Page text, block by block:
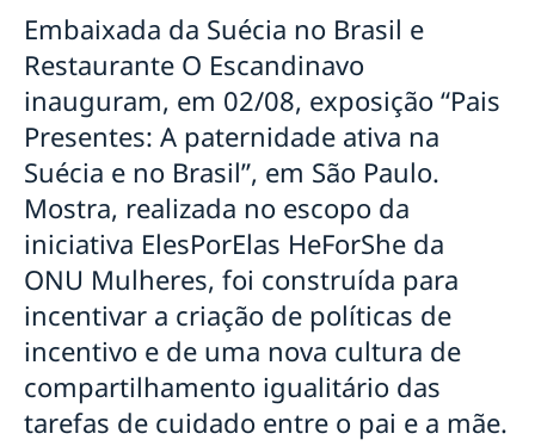
Sobre vagas na Embaixada da Suécia em Brasilia
NOTA OFICIAL
Rio de Janeiro tem novo Consul-Geral Honorário da
Suécia
Em caso de viagem para a Suécia
Evento online Semanas de Inovação Suécia-Brasil
discute negócios sustentáveis
Comandante da Força Aérea da Suécia é
condecorado com a Ordem do Mérito Aeronáutico
Suécia aumenta sua contribuição para a ação
climática nos países em desenvolvimento
Discurso do Primeiro Ministro Stefan Löfven na
Reunião de Alto Nível em Pequim+25
Discurso do Primeiro Ministro Stefan Löfven no
Debate Geral da 75ª Sessão da Assembleia Geral da
Organização das Nações Unidas
Embaixada da Suécia no Brasil e
Restaurante O Escandinavo
inauguram, em 02/08, exposição “Pais
Presentes: A paternidade ativa na
Suécia e no Brasil”, em São Paulo.
Mostra, realizada no escopo da
iniciativa ElesPorElas HeForShe da
ONU Mulheres, foi construída para
incentivar a criação de políticas de
incentivo e de uma nova cultura de
compartilhamento igualitário das
tarefas de cuidado entre o pai e a mãe.